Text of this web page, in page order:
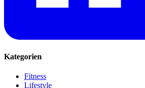
Kategorien
Fitness
Lifestyle